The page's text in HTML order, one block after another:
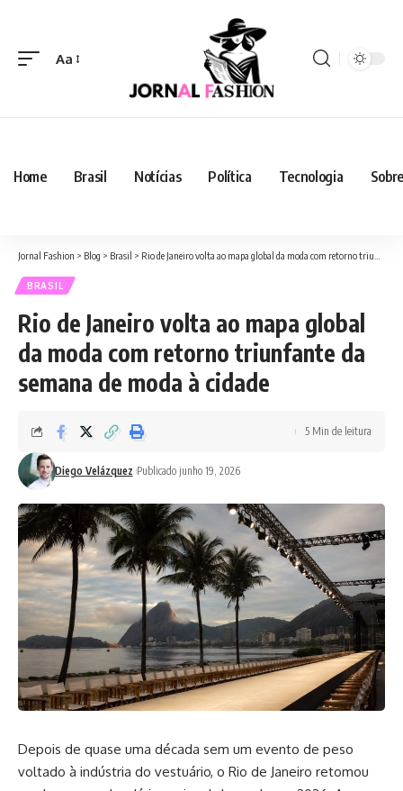
Aa
Home Brasil Notícias Política Tecnologia
Jornal Fashion > Blog > Brasil > Rio de Janeiro volta ao mapa global da moda com retorno triunfante da semana de moda à cidade
BRASIL
Rio de Janeiro volta ao mapa global
da moda com retorno triunfante da
semana de moda à cidade
Diego Velázquez Publicado junho 19, 2026
5 Min de leitura
Depois de quase uma década sem um evento de peso
voltado à indústria do vestuário, o Rio de Janeiro retomou